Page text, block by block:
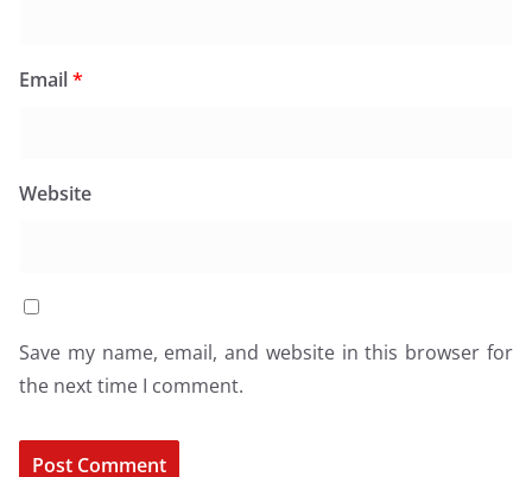
Email*
Website
Save my name, email, and website in this browser for
the next time I comment.